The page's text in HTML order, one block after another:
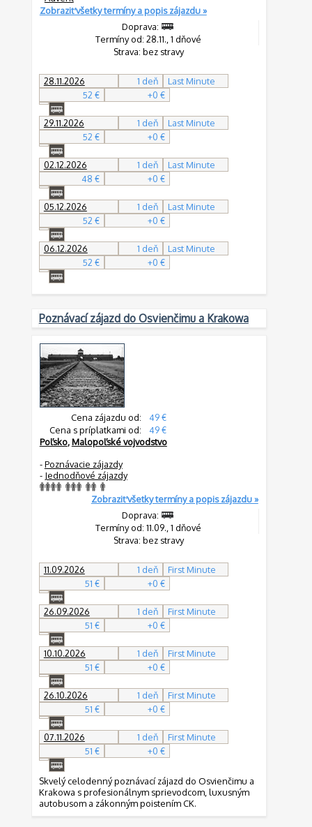
Zobraziť všetky termíny a popis zájazdu »
Doprava:
Termíny od: 28.11., 1 dňové
Strava: bez stravy
28.11.2026 1 deň
Last Minute
52 €
+0 €
29.11.2026 1 deň
Last Minute
52 €
+0 €
02.12.2026 1 deň
Last Minute
48 €
+0 €
05.12.2026 1 deň
Last Minute
52 €
+0 €
06.12.2026 1 deň
Last Minute
52 €
+0 €
Poznávací zájazd do Osvienčimu a Krakowa
Cena zájazdu od:
49 €
Cena s príplatkami od:
49 €
Poľsko,Malopoľské vojvodstvo
-Poznávacie zájazdy
- Jednodňové zájazdy
Zobraziť všetky termíny a popis zájazdu »
Doprava:
Termíny od: 11.09., 1 dňové
Strava: bez stravy
11.09.2026 1 deň
First Minute
51 €
+0 €
26.09.2026 1 deň
First Minute
51 €
+0 €
10.10.2026 1 deň
First Minute
51 €
+0 €
26.10.2026 1 deň
First Minute
51 €
+0 €
07.11.2026 1 deň
First Minute
51 €
+0 €
Skvelý celodenný poznávací zájazd do Osvienčimu a
Krakowa s profesionálnym sprievodcom, luxusným
autobusom a zákonným poistením CK.